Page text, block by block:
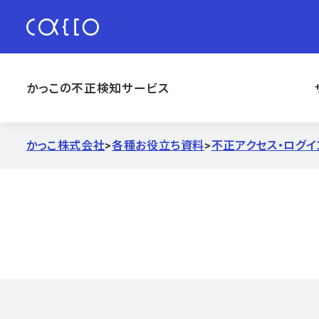
かっこの不正検知サービス
かっこ株式会社>各種お役立ち資料>不正アクセス・ログイ